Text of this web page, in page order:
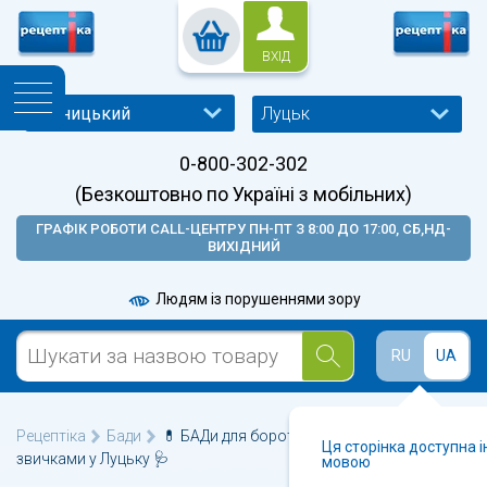
ВХІД
Луцьк
0-800-302-302
(Безкоштовно по Україні з мобільних)
ГРАФІК РОБОТИ CALL-ЦЕНТРУ ПН-ПТ З 8:00 ДО 17:00, СБ,НД-
ВИХІДНИЙ
Людям із порушеннями зору
RU UA
Ця сторінка доступна
мовою
Рецептіка Бади
💊 БАДи для боротьби зі шкідливими
звичками у Луцьку 🩺